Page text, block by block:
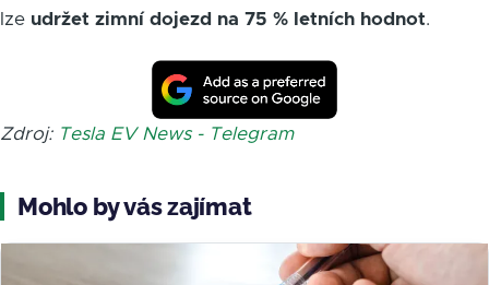
lze udržet zimní dojezd na 75 % letních hodnot.
Zdroj: Tesla EV News - Telegram
Mohlo by vás zajímat